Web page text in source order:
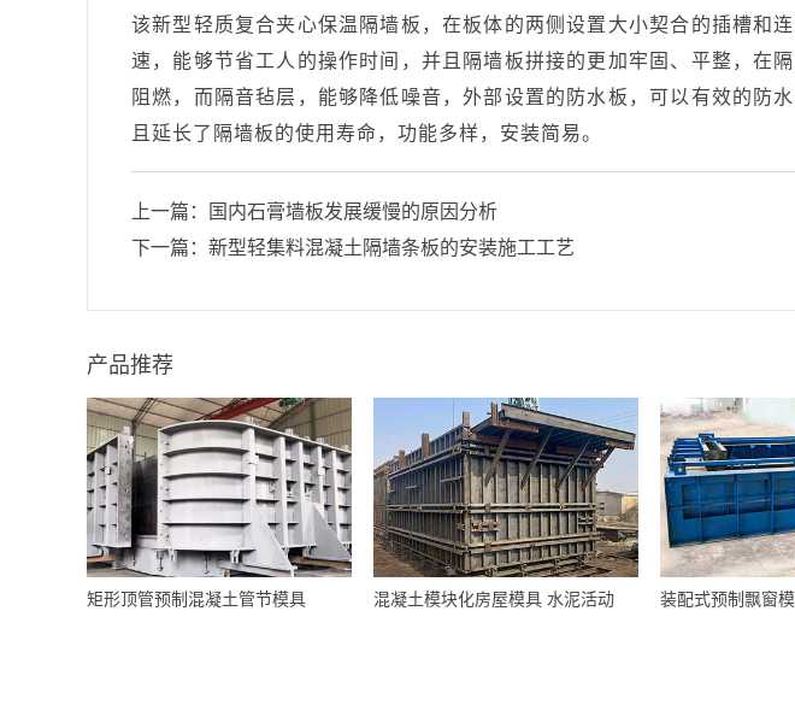
该新型轻质复合夹心保温隔墙板，在板体的两侧设置大小契合的插槽和
速，能够节省工人的操作时间，并且隔墙板拼接的更加牢固、平整，在
阻燃，而隔音毡层，能够降低噪音，外部设置的防水板，可以有效的防
且延长了隔墙板的使用寿命，功能多样，安装简易。
上一篇：
国内石膏墙板发展缓慢的原因分析
下一篇： 新型轻集料混凝土隔墙条板的安装施工工艺
产品推荐
矩形顶管预制混凝土管节模具 混凝土模块化房屋模具 水泥活动 装配式预制飘窗